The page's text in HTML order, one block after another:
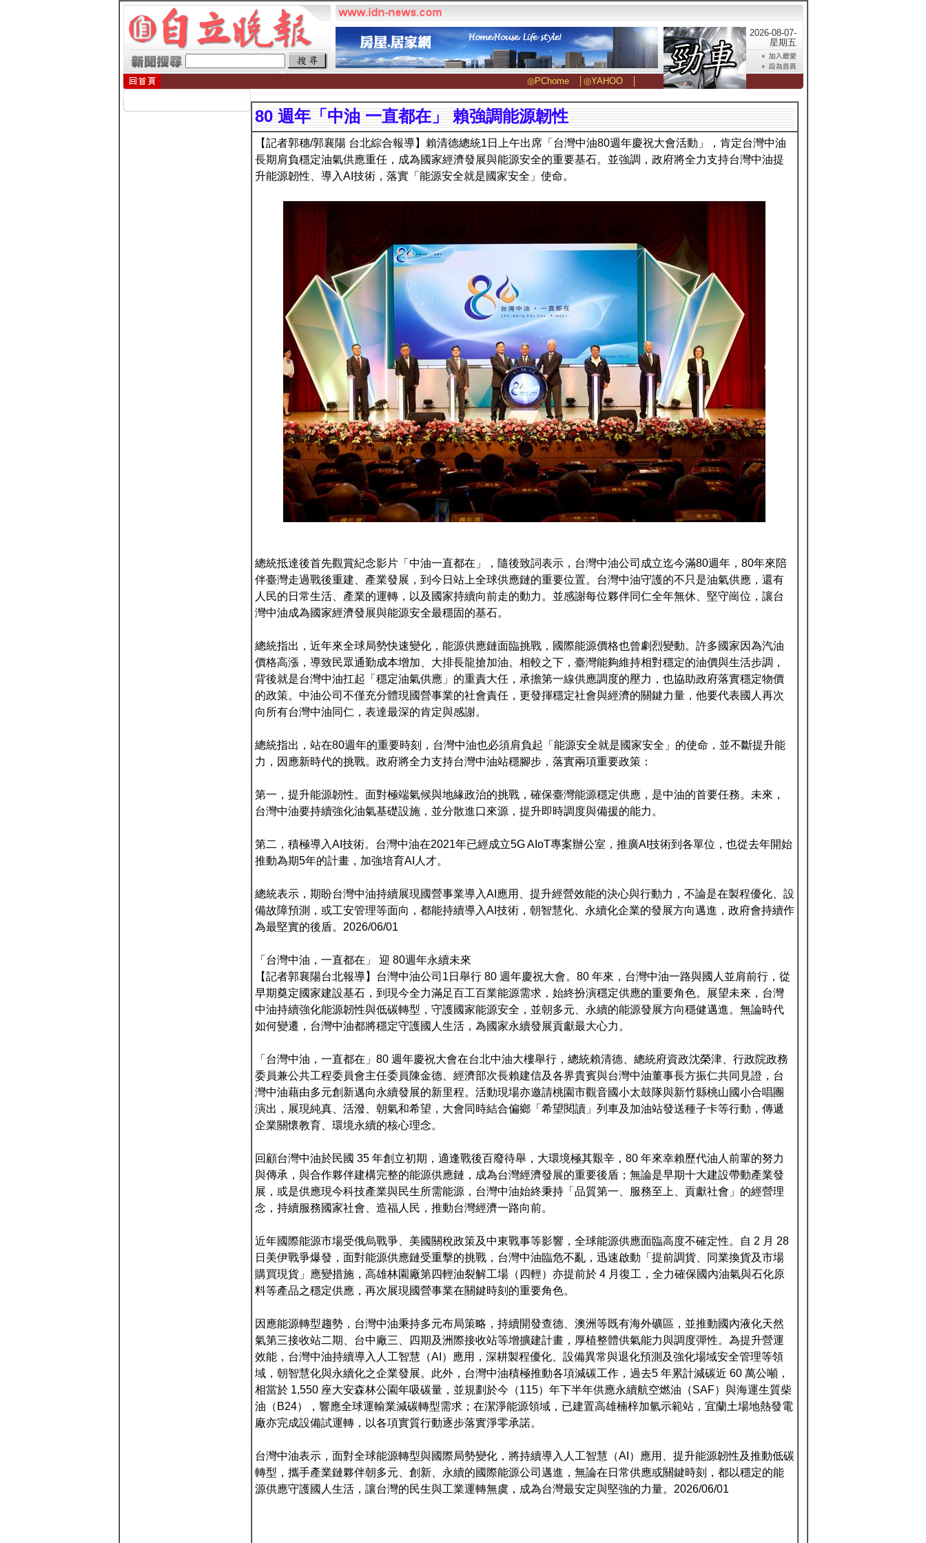
2026-08-07-
星期五
◎PChome│ ◎YAHOO│
80 週年「中油 一直都在」 賴強調能源韌性
【記者郭穗/郭襄陽 台北綜合報導】賴清德總統1日上午出席「台灣中油80週年慶祝大會活動」，肯定台灣中油
長期肩負穩定油氣供應重任，成為國家經濟發展與能源安全的重要基石。並強調，政府將全力支持台灣中油提
升能源韌性、導入AI技術，落實「能源安全就是國家安全」使命。
總統抵達後首先觀賞紀念影片「中油一直都在」，隨後致詞表示，台灣中油公司成立迄今滿80週年，80年來陪
伴臺灣走過戰後重建、產業發展，到今日站上全球供應鏈的重要位置。台灣中油守護的不只是油氣供應，還有
人民的日常生活、產業的運轉，以及國家持續向前走的動力。並感謝每位夥伴同仁全年無休、堅守崗位，讓台
灣中油成為國家經濟發展與能源安全最穩固的基石。
總統指出，近年來全球局勢快速變化，能源供應鏈面臨挑戰，國際能源價格也曾劇烈變動。許多國家因為汽油
價格高漲，導致民眾通勤成本增加、大排長龍搶加油。相較之下，臺灣能夠維持相對穩定的油價與生活步調，
背後就是台灣中油扛起「穩定油氣供應」的重責大任，承擔第一線供應調度的壓力，也協助政府落實穩定物價
的政策。中油公司不僅充分體現國營事業的社會責任，更發揮穩定社會與經濟的關鍵力量，他要代表國人再次
向所有台灣中油同仁，表達最深的肯定與感謝。
總統指出，站在80週年的重要時刻，台灣中油也必須肩負起「能源安全就是國家安全」的使命，並不斷提升能
力，因應新時代的挑戰。政府將全力支持台灣中油站穩腳步，落實兩項重要政策：
第一，提升能源韌性。面對極端氣候與地緣政治的挑戰，確保臺灣能源穩定供應，是中油的首要任務。未來，
台灣中油要持續強化油氣基礎設施，並分散進口來源，提升即時調度與備援的能力。
第二，積極導入AI技術。台灣中油在2021年已經成立5G AIoT專案辦公室，推廣AI技術到各單位，也從去年開始
推動為期5年的計畫，加強培育AI人才。
總統表示，期盼台灣中油持續展現國營事業導入AI應用、提升經營效能的決心與行動力，不論是在製程優化、設
備故障預測，或工安管理等面向，都能持續導入AI技術，朝智慧化、永續化企業的發展方向邁進，政府會持續作
為最堅實的後盾。2026/06/01
「台灣中油，一直都在」 迎 80週年永續未來
【記者郭襄陽台北報導】台灣中油公司1日舉行 80 週年慶祝大會。80 年來，台灣中油一路與國人並肩前行，從
早期奠定國家建設基石，到現今全力滿足百工百業能源需求，始終扮演穩定供應的重要角色。展望未來，台灣
中油持續強化能源韌性與低碳轉型，守護國家能源安全，並朝多元、永續的能源發展方向穩健邁進。無論時代
如何變遷，台灣中油都將穩定守護國人生活，為國家永續發展貢獻最大心力。
「台灣中油，一直都在」80 週年慶祝大會在台北中油大樓舉行，總統賴清德、總統府資政沈榮津、行政院政務
委員兼公共工程委員會主任委員陳金德、經濟部次長賴建信及各界貴賓與台灣中油董事長方振仁共同見證，台
灣中油藉由多元創新邁向永續發展的新里程。活動現場亦邀請桃園市觀音國小太鼓隊與新竹縣桃山國小合唱團
演出，展現純真、活潑、朝氣和希望，大會同時結合偏鄉「希望閱讀」列車及加油站發送種子卡等行動，傳遞
企業關懷教育、環境永續的核心理念。
回顧台灣中油於民國 35 年創立初期，適逢戰後百廢待舉，大環境極其艱辛，80 年來幸賴歷代油人前輩的努力
與傳承，與合作夥伴建構完整的能源供應鏈，成為台灣經濟發展的重要後盾；無論是早期十大建設帶動產業發
展，或是供應現今科技產業與民生所需能源，台灣中油始終秉持「品質第一、服務至上、貢獻社會」的經營理
念，持續服務國家社會、造福人民，推動台灣經濟一路向前。
近年國際能源市場受俄烏戰爭、美國關稅政策及中東戰事等影響，全球能源供應面臨高度不確定性。自 2 月 28
日美伊戰爭爆發，面對能源供應鏈受重擊的挑戰，台灣中油臨危不亂，迅速啟動「提前調貨、同業換貨及市場
購買現貨」應變措施，高雄林園廠第四輕油裂解工場（四輕）亦提前於 4 月復工，全力確保國內油氣與石化原
料等產品之穩定供應，再次展現國營事業在關鍵時刻的重要角色。
因應能源轉型趨勢，台灣中油秉持多元布局策略，持續開發查德、澳洲等既有海外礦區，並推動國內液化天然
氣第三接收站二期、台中廠三、四期及洲際接收站等增擴建計畫，厚植整體供氣能力與調度彈性。為提升營運
效能，台灣中油持續導入人工智慧（AI）應用，深耕製程優化、設備異常與退化預測及強化場域安全管理等領
域，朝智慧化與永續化之企業發展。此外，台灣中油積極推動各項減碳工作，過去5 年累計減碳近 60 萬公噸，
相當於 1,550 座大安森林公園年吸碳量，並規劃於今（115）年下半年供應永續航空燃油（SAF）與海運生質柴
油（B24），響應全球運輸業減碳轉型需求；在潔淨能源領域，已建置高雄楠梓加氫示範站，宜蘭土場地熱發電
廠亦完成設備試運轉，以各項實質行動逐步落實淨零承諾。
台灣中油表示，面對全球能源轉型與國際局勢變化，將持續導入人工智慧（AI）應用、提升能源韌性及推動低碳
轉型，攜手產業鏈夥伴朝多元、創新、永續的國際能源公司邁進，無論在日常供應或關鍵時刻，都以穩定的能
源供應守護國人生活，讓台灣的民生與工業運轉無虞，成為台灣最安定與堅強的力量。2026/06/01